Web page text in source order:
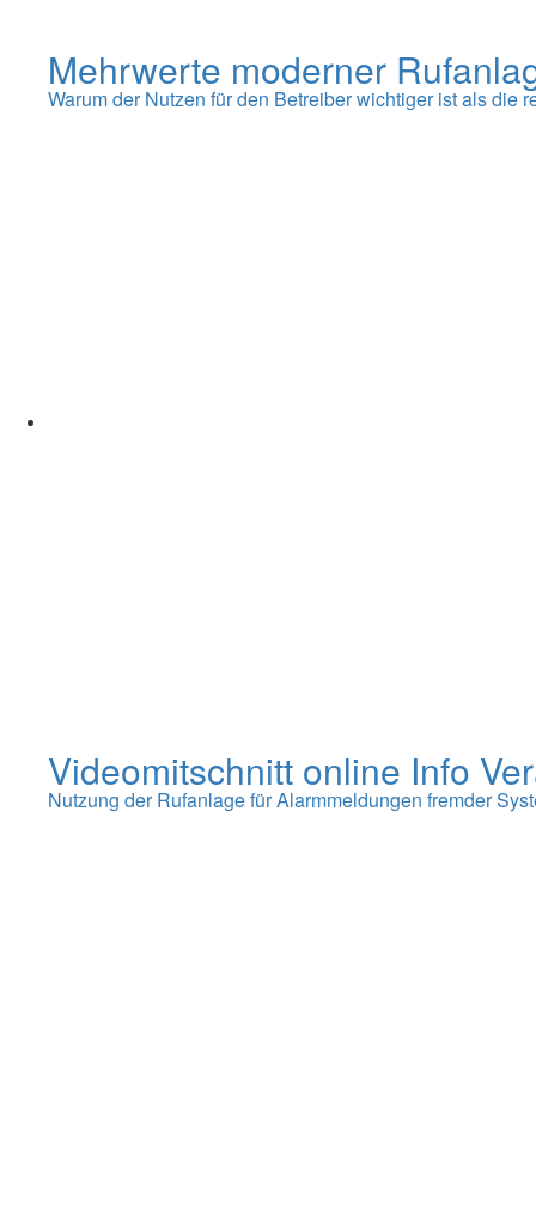
Mehrwerte moderner
Warum der Nutzen für den Betreiber wichtiger ist als die
Videomitschnitt online Info
Nutzung der Rufanlage für Alarmmeldungen fremder